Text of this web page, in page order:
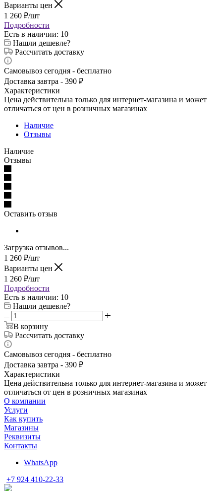
Варианты цен
1 260 ₽/шт
Подробности
Есть в наличии: 10
Нашли дешевле?
Рассчитать доставку
Самовывоз сегодня - бесплатно
Доставка завтра - 390 ₽
Характеристики
Цена действительна только для интернет-магазина и может
отличаться от цен в розничных магазинах
Наличие
Отзывы
Наличие
Отзывы
Оставить отзыв
Загрузка отзывов...
1 260 ₽/шт
Варианты цен
1 260 ₽/шт
Подробности
Есть в наличии: 10
Нашли дешевле?
В корзину
Рассчитать доставку
Самовывоз сегодня - бесплатно
Доставка завтра - 390 ₽
Характеристики
Цена действительна только для интернет-магазина и может
отличаться от цен в розничных магазинах
О компании
Услуги
Как купить
Магазины
Реквизиты
Контакты
WhatsApp
+7 924 410-22-33